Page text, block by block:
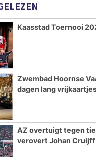
Kaasstad Toernooi
Zwembad Hoornse
dagen lang
AZ overtuigt tegen
verovert Johan Cruijff